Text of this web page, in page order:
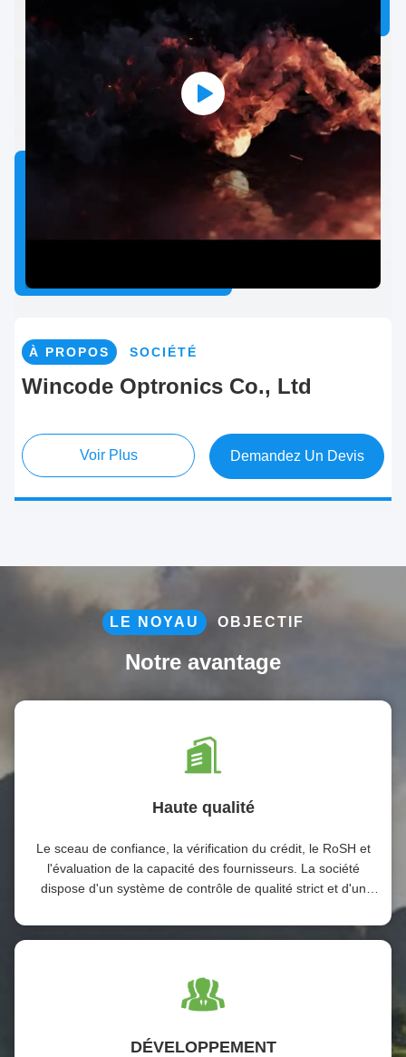
À PROPOS SOCIÉTÉ
Wincode Optronics Co., Ltd
Voir Plus Demandez Un Devis
LE NOYAU OBJECTIF
Notre avantage
Haute qualité
Le sceau de confiance, la vérification du crédit, le RoSH et
l'évaluation de la capacité des fournisseurs. La société
dispose d'un système de contrôle de qualité strict et d'un
DÉVELOPPEMENT